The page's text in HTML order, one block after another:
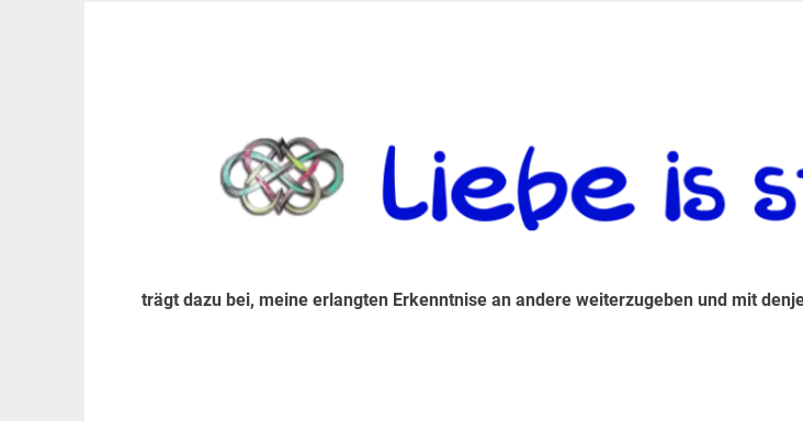
trägt dazu bei, meine erlangten Erkenntnise an andere weiterzugeben und mit